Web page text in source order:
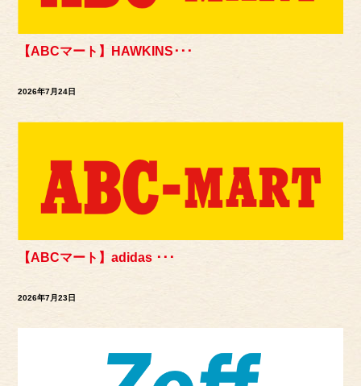
【ABCマート】HAWKINS･･･
2026年7月24日
【ABCマート】adidas ･･･
2026年7月23日